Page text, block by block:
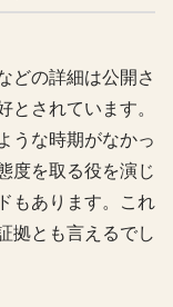
どの詳細は公開さ
とされています。
うな時期がなかっ
度を取る役を演じ
もあります。これ
拠とも言えるでし